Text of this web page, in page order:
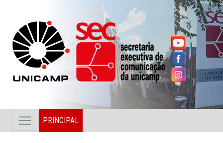
PRINCIPAL